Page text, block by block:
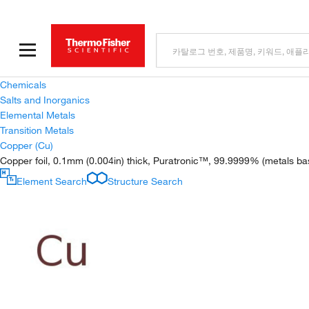
Chemicals
Salts and Inorganics
Elemental Metals
Transition Metals
Copper (Cu)
Copper foil, 0.1mm (0.004in) thick, Puratronic™, 99.9999% (metals
Element Search
Structure Search